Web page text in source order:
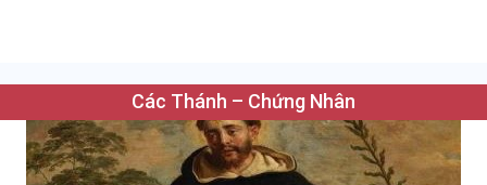
Các Thánh – Chứng Nhân